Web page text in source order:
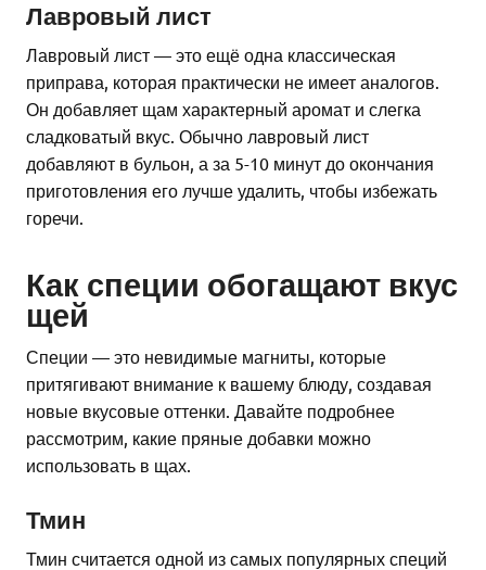
Лавровый лист
Лавровый лист — это ещё одна классическая
приправа, которая практически не имеет аналогов.
Он добавляет щам характерный аромат и слегка
сладковатый вкус. Обычно лавровый лист
добавляют в бульон, а за 5-10 минут до окончания
приготовления его лучше удалить, чтобы избежать
горечи.
Как специи обогащают вкус
щей
Специи — это невидимые магниты, которые
притягивают внимание к вашему блюду, создавая
новые вкусовые оттенки. Давайте подробнее
рассмотрим, какие пряные добавки можно
использовать в щах.
Тмин
Тмин считается одной из самых популярных специй